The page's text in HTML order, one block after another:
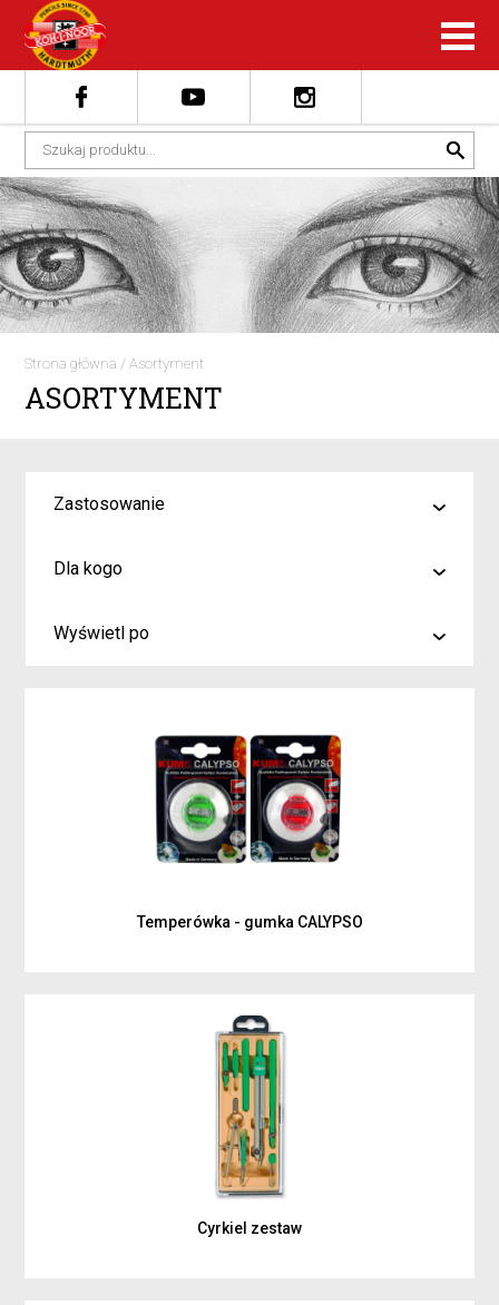
Strona główna /Asortyment
ASORTYMENT
Zastosowanie
malowanie
kreślenie
Dla kogo
Artyści i profesjonaliści
Inspiracje dla rodziców i dzieci
Wyświetl po
Temperówka - gumka CALYPSO
Cyrkiel zestaw